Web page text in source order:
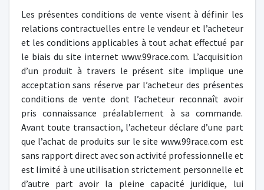
Les présentes conditions de vente visent à définir les
relations contractuelles entre le vendeur et l’acheteur
et les conditions applicables à tout achat effectué par
le biais du site internet www.99race.com. L’acquisition
d’un produit à travers le présent site implique une
acceptation sans réserve par l’acheteur des présentes
conditions de vente dont l’acheteur reconnaît avoir
pris connaissance préalablement à sa commande.
Avant toute transaction, l’acheteur déclare d’une part
que l’achat de produits sur le site www.99race.com est
sans rapport direct avec son activité professionnelle et
est limité à une utilisation strictement personnelle et
d’autre part avoir la pleine capacité juridique, lui